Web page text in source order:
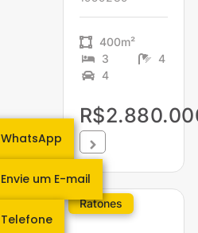
400m²
3
4
4
Ratones
WhatsApp
Envie um E-mail
Telefone